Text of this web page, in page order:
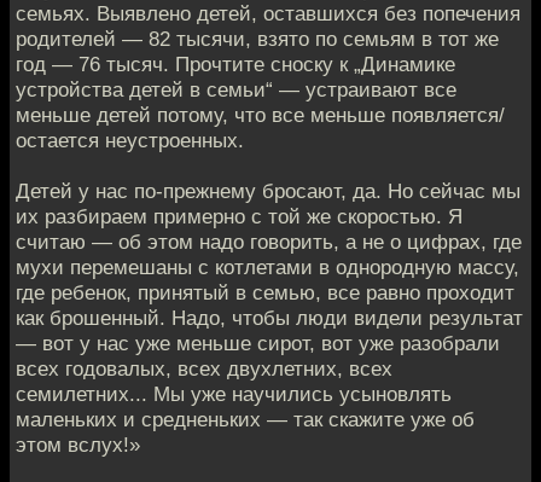
семьях. Выявлено детей, оставшихся без попечения
родителей — 82 тысячи, взято по семьям в тот же
год — 76 тысяч. Прочтите сноску к „Динамике
устройства детей в семьи“ — устраивают все
меньше детей потому, что все меньше появляется/
остается неустроенных.
Детей у нас по-прежнему бросают, да. Но сейчас мы
их разбираем примерно с той же скоростью. Я
считаю — об этом надо говорить, а не о цифрах, где
мухи перемешаны с котлетами в однородную массу,
где ребенок, принятый в семью, все равно проходит
как брошенный. Надо, чтобы люди видели результат
— вот у нас уже меньше сирот, вот уже разобрали
всех годовалых, всех двухлетних, всех
семилетних... Мы уже научились усыновлять
маленьких и средненьких — так скажите уже об
этом вслух!»